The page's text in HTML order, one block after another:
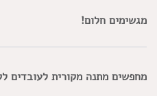
מגשימים חלום!
מחפשים מתנה מקורית לעובדים